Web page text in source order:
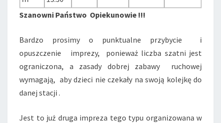
Szanowni Państwo Opiekunowie !!!
Bardzo prosimy o punktualne przybycie i
opuszczenie imprezy, ponieważ liczba szatni jest
ograniczona, a zasady dobrej zabawy ruchowej
wymagają, aby dzieci nie czekały na swoją kolejkę do
danej stacji .
Jest to już druga impreza tego typu organizowana w